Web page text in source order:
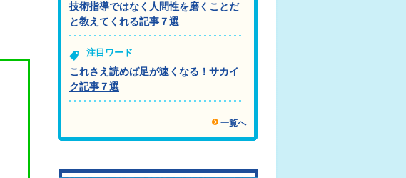
技術指導ではなく人間性を磨くことだ
と教えてくれる記事７選
注目ワード
これさえ読めば足が速くなる！サカイ
ク記事７選
一覧へ